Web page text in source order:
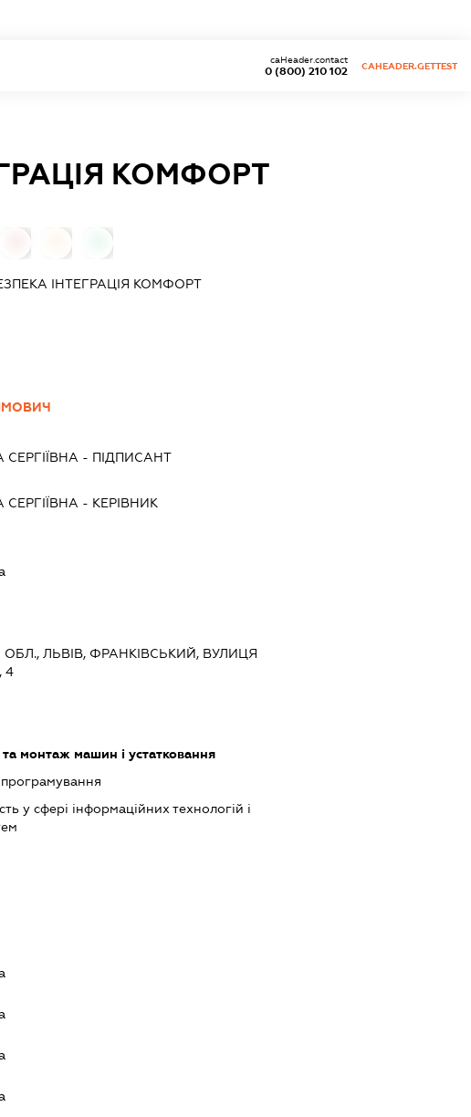
0 (800) 210 102
caHeader.contact
CAHEADER.GETTEST
КОМФОРТ
ІНТЕГРАЦІЯ КОМФОРТ
- ПІДПИСАНТ
- КЕРІВНИК
ОБЛ., ЛЬВІВ, ФРАНКІВСЬКИЙ, ВУЛИЦЯ
4
монтаж машин і устатковання
у сфері інформаційних технологій і